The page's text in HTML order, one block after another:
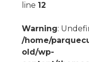
line 12
Warning:
/home/
old/wp-